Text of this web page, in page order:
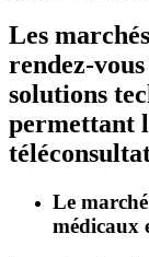
Les
rendez-
solutions
permettant
Le
médicaux